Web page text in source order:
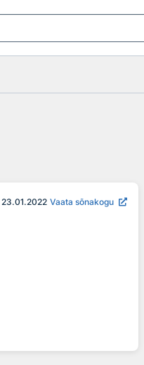
23.01.2022 Vaata sõnakogu